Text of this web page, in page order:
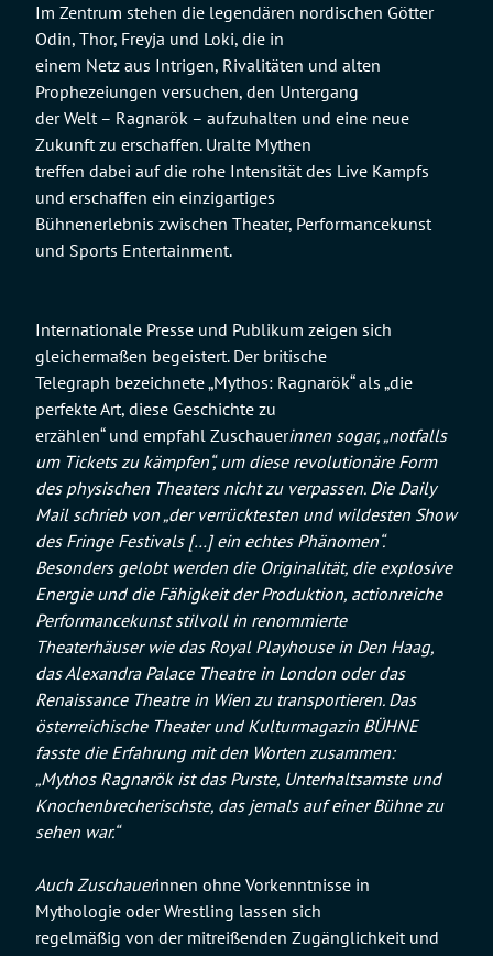
Im Zentrum stehen die legendären nordischen Götter
Odin, Thor, Freyja und Loki, die in
einem Netz aus Intrigen, Rivalitäten und alten
Prophezeiungen versuchen, den Untergang
der Welt – Ragnarök – aufzuhalten und eine neue
Zukunft zu erschaffen. Uralte Mythen
treffen dabei auf die rohe Intensität des Live Kampfs
und erschaffen ein einzigartiges
Bühnenerlebnis zwischen Theater, Performancekunst
und Sports Entertainment.
Internationale Presse und Publikum zeigen sich
gleichermaßen begeistert. Der britische
Telegraph bezeichnete „Mythos: Ragnarök“ als „die
perfekte Art, diese Geschichte zu
erzählen“ und empfahl Zuschauerinnen sogar, „notfalls
um Tickets zu kämpfen“, um diese revolutionäre Form
des physischen Theaters nicht zu verpassen. Die Daily
Mail schrieb von „der verrücktesten und wildesten Show
des Fringe Festivals […] ein echtes Phänomen“.
Besonders gelobt werden die Originalität, die explosive
Energie und die Fähigkeit der Produktion, actionreiche
Performancekunst stilvoll in renommierte
Theaterhäuser wie das Royal Playhouse in Den Haag,
das Alexandra Palace Theatre in London oder das
Renaissance Theatre in Wien zu transportieren. Das
österreichische Theater und Kulturmagazin BÜHNE
fasste die Erfahrung mit den Worten zusammen:
„Mythos Ragnarök ist das Purste, Unterhaltsamste und
Knochenbrecherischste, das jemals auf einer Bühne zu
sehen war.“
Auch Zuschauerinnen ohne Vorkenntnisse in
Mythologie oder Wrestling lassen sich
regelmäßig von der mitreißenden Zugänglichkeit und